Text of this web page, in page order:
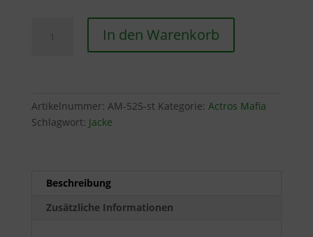
In den Warenkorb
Artikelnummer: AM-525-st Kategorie: Actros Mafia
Schlagwort: Jacke
Beschreibung
Zusätzliche Informationen